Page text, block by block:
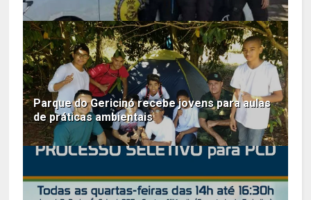
Parque do Gericinó recebe jovens para aulas
de práticas ambientais